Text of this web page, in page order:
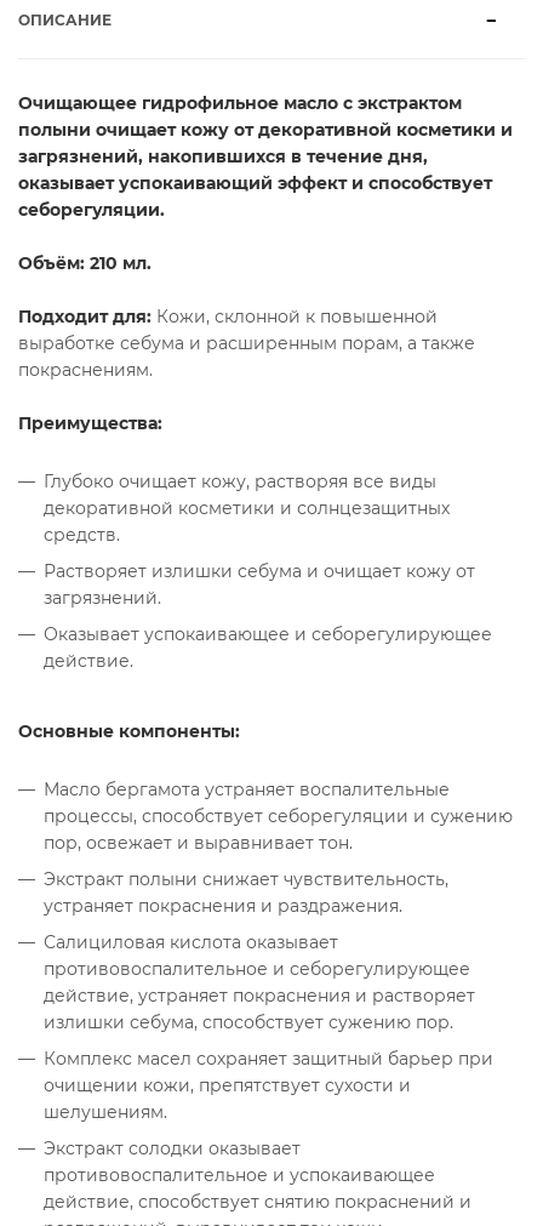
ОПИСАНИЕ
Очищающее гидрофильное масло с экстрактом
полыни очищает кожу от декоративной косметики и
загрязнений, накопившихся в течение дня,
оказывает успокаивающий эффект и способствует
себорегуляции.
Объём: 210 мл.
Подходит для: Кожи, склонной к повышенной
выработке себума и расширенным порам, а также
покраснениям.
Преимущества:
Глубоко очищает кожу, растворяя все виды
декоративной косметики и солнцезащитных
средств.
Растворяет излишки себума и очищает кожу от
загрязнений.
Оказывает успокаивающее и себорегулирующее
действие.
Основные компоненты:
Масло бергамота устраняет воспалительные
процессы, способствует себорегуляции и сужению
пор, освежает и выравнивает тон.
Экстракт полыни снижает чувствительность,
устраняет покраснения и раздражения.
Салициловая кислота оказывает
противовоспалительное и себорегулирующее
действие, устраняет покраснения и растворяет
излишки себума, способствует сужению пор.
Комплекс масел сохраняет защитный барьер при
очищении кожи, препятствует сухости и
шелушениям.
Экстракт солодки оказывает
противовоспалительное и успокаивающее
действие, способствует снятию покраснений и